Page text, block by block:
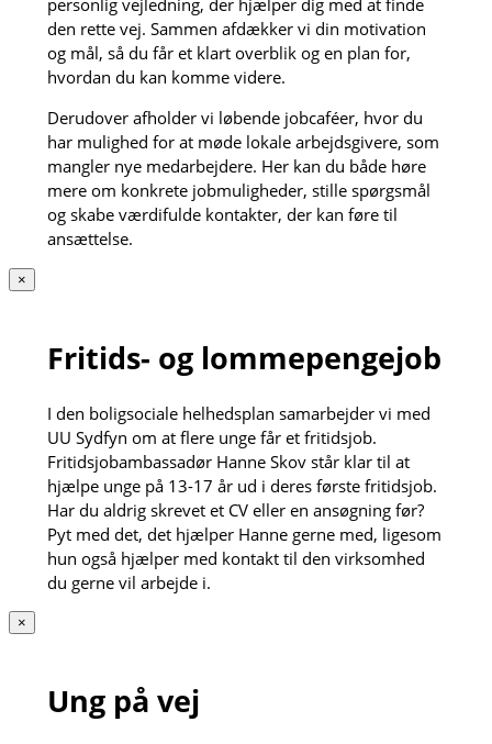
personlig vejledning, der hjælper dig med at finde
den rette vej. Sammen afdækker vi din motivation
og mål, så du får et klart overblik og en plan for,
hvordan du kan komme videre.
Derudover afholder vi løbende jobcaféer, hvor du
har mulighed for at møde lokale arbejdsgivere, som
mangler nye medarbejdere. Her kan du både høre
mere om konkrete jobmuligheder, stille spørgsmål
og skabe værdifulde kontakter, der kan føre til
ansættelse.
×
Fritids- og lommepengejob
I den boligsociale helhedsplan samarbejder vi med
UU Sydfyn om at flere unge får et fritidsjob.
Fritidsjobambassadør Hanne Skov står klar til at
hjælpe unge på 13-17 år ud i deres første fritidsjob.
Har du aldrig skrevet et CV eller en ansøgning før?
Pyt med det, det hjælper Hanne gerne med, ligesom
hun også hjælper med kontakt til den virksomhed
du gerne vil arbejde i.
×
Ung på vej